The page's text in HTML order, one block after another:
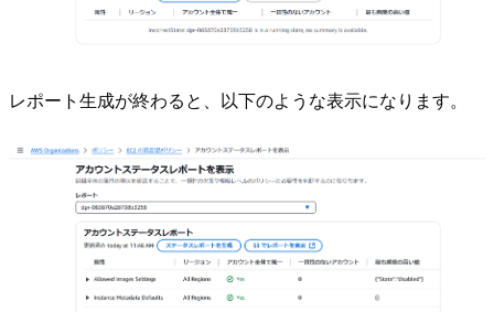
レポート生成が終わると、以下のような表示になります。